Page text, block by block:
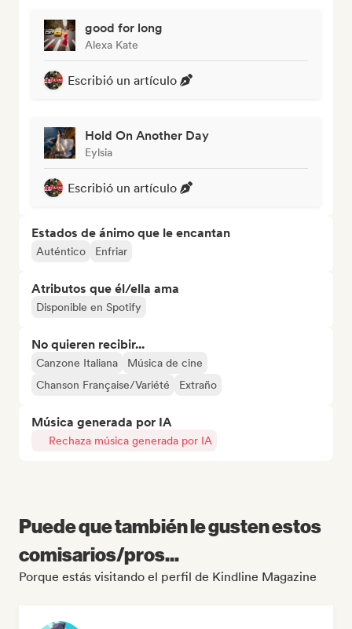
good for long
Alexa Kate
Escribió un artículo
Hold On Another Day
Eylsia
Escribió un artículo
Estados de ánimo que le encantan
Auténtico Enfriar
Atributos que él/ella ama
Disponible en Spotify
No quieren recibir...
Canzone Italiana
Música de cine
Chanson Française/Variété
Extraño
Música generada por IA
Rechaza música generada por IA
Puede que también le gusten estos
comisarios/pros...
Porque estás visitando el perfil de Kindline Magazine